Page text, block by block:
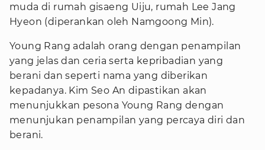
muda di rumah gisaeng Uiju, rumah Lee Jang
Hyeon (diperankan oleh Namgoong Min).
Young Rang adalah orang dengan penampilan
yang jelas dan ceria serta kepribadian yang
berani dan seperti nama yang diberikan
kepadanya. Kim Seo An dipastikan akan
menunjukkan pesona Young Rang dengan
menunjukan penampilan yang percaya diri dan
berani.